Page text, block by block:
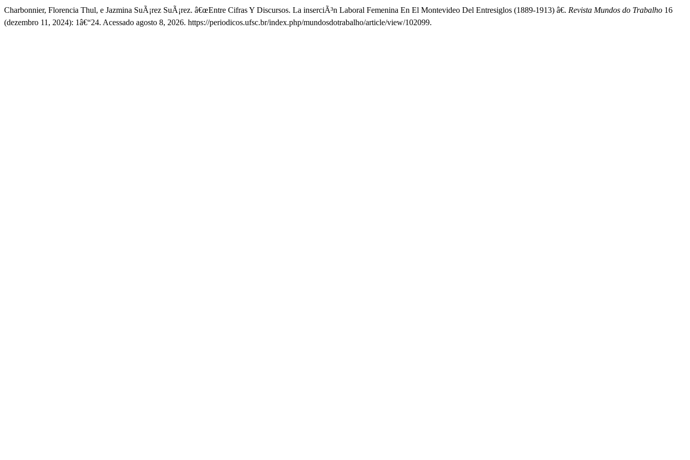
Charbonnier, Florencia Thul, e Jazmina SuÃ¡rez SuÃ¡rez. â€œEntre Cifras Y Discursos. La inserciÃ³n Laboral Femenina En El Montevideo Del Entresiglos (1889-1913) â€. Revista Mundos do Trabalho 16
(dezembro 11, 2024): 1â€“24. Acessado agosto 8, 2026. https://periodicos.ufsc.br/index.php/mundosdotrabalho/article/view/102099.